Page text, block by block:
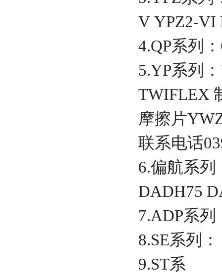
V YPZ2-VI
4.QP系列
5.YP系列
TWIFLEX
摩擦片
联系电话
6.偏航系列
DADH75
7.ADP系列
8.SE系列：
9.ST系